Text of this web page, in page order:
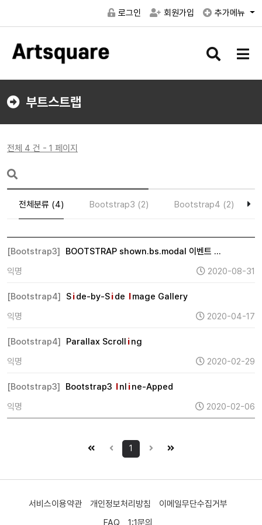
로그인 회원가입 추가메뉴
검
버
메
버
부트스트랩
전체 4 건 - 1 페이지
전체분류 (4) Bootstrap3 (2) Bootstrap4 (2)
[Bootstrap3]
BOOTSTRAP shown.bs.modal 이벤트 …
익명
2020-08-31
[Bootstrap4] Side-by-Side Image Gallery
익명
2020-04-17
[Bootstrap4] Parallax Scroll ing
익명
2020-02-29
[Bootstrap3] Bootstrap3 Inl ine-Apped
익명
2020-02-06
1
서비스이용약관 개인정보처리방침
이메일무단수집거부
FAQ
1:1문의